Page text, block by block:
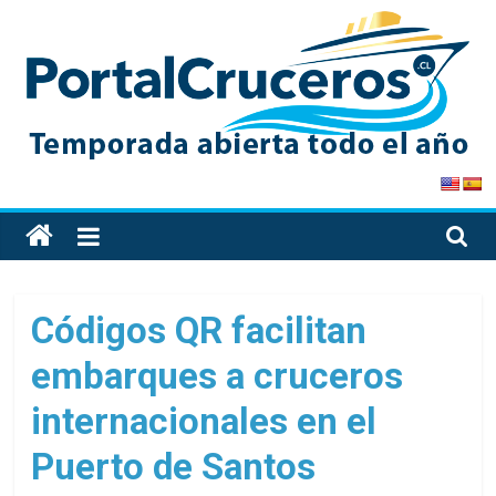
content
PortalCruceros
Toda
la
de
cruceros
en
solo
sitio
Códigos QR facilitan
embarques a cruceros
internacionales en el
Puerto de Santos